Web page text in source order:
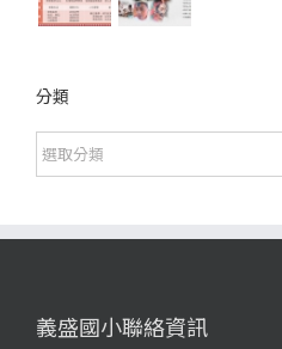
分類
分
類
義盛國小聯絡資訊